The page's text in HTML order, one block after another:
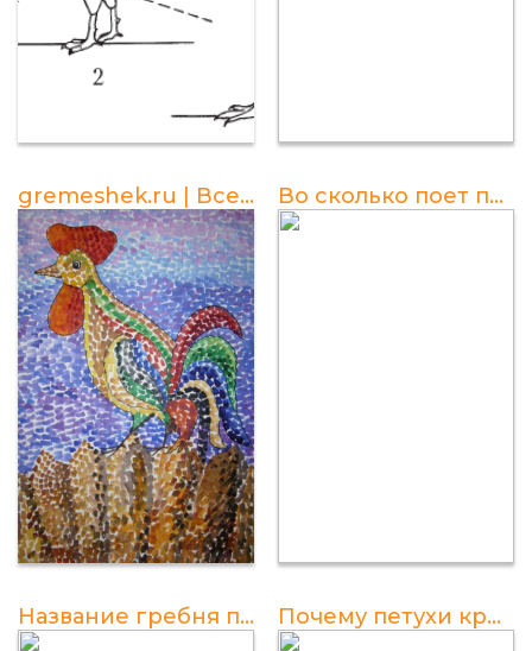
gremeshek.ru | Все о гребешках у птиц Во сколько поет петух утром?
Название гребня петуха Почему петухи кричат по утрам?